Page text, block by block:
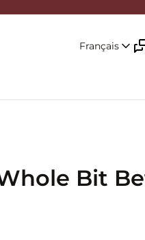
Français
Bit